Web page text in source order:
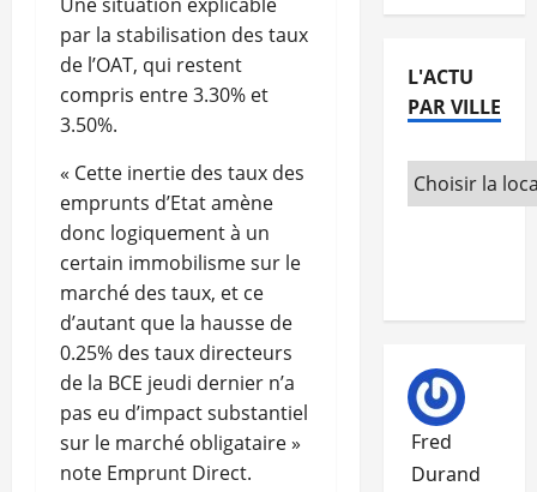
par la stabilisation des taux
de l’OAT, qui restent
compris entre 3.30% et
3.50%.
« Cette inertie des taux des
emprunts d’Etat amène
donc logiquement à un
certain immobilisme sur le
marché des taux, et ce
d’autant que la hausse de
0.25% des taux directeurs
de la BCE jeudi dernier n’a
pas eu d’impact substantiel
sur le marché obligataire »
note Emprunt Direct.
L'ACTU
PAR VILLE
Fred
Durand